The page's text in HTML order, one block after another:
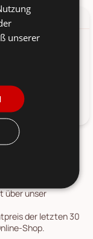
Nordic aus
über unser
der letzten 30
Shop.
unserer